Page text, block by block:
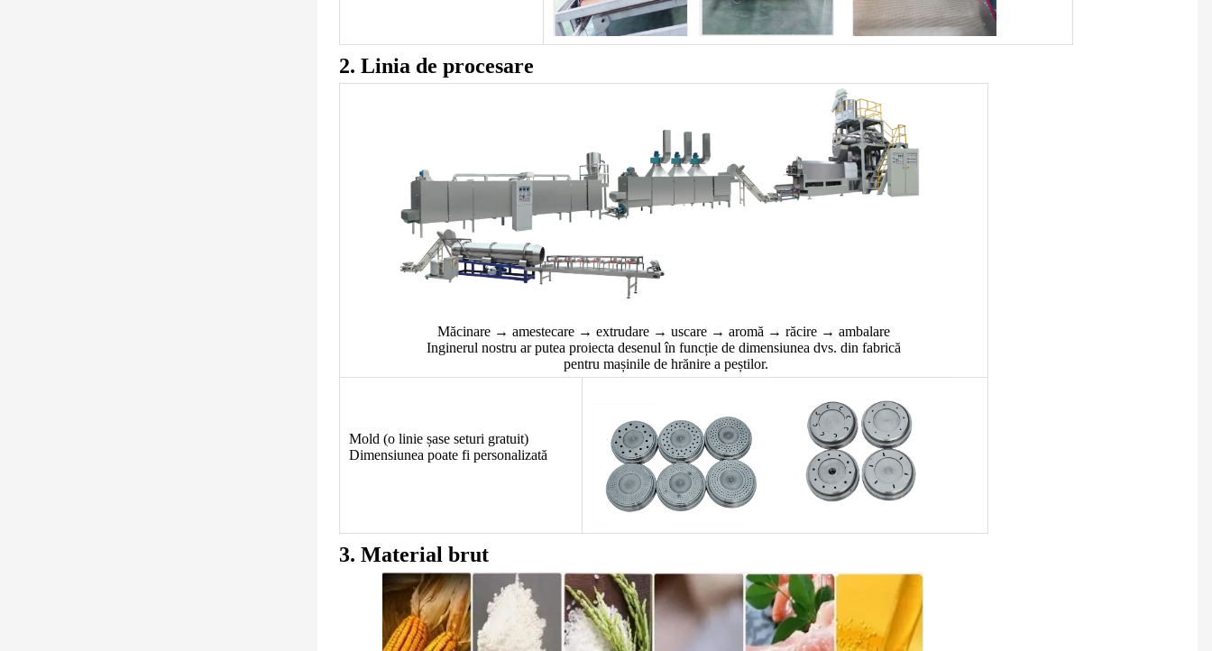
2. Linia de procesare
Măcinare → amestecare → extrudare → uscare → aromă → răcire → ambalare
Inginerul nostru ar putea proiecta desenul în funcție de dimensiunea dvs. din fabrică
pentru mașinile de hrănire a peștilor.
Mold (o linie șase seturi gratuit)
Dimensiunea poate fi personalizată
3. Material brut